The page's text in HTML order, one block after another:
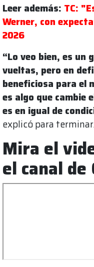
Leer además: TC:
Werner, con
2026
“Lo veo bien, es un
vueltas, pero en
beneficiosa para el
es algo que cambie
es en igual de
explicó para
Mira el
el canal de